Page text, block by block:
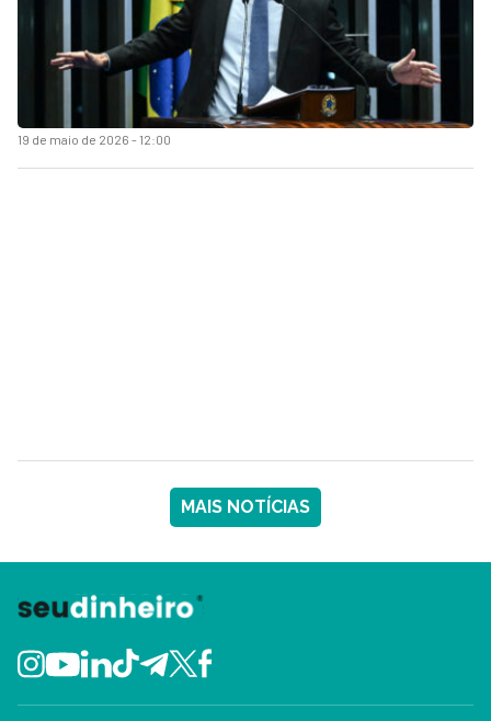
19 de maio de 2026 - 12:00
MAIS NOTÍCIAS